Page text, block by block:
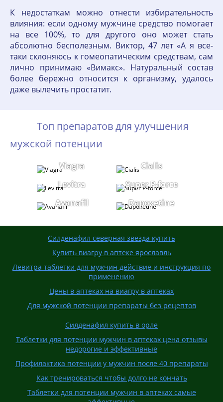
К недостаткам можно отнести избирательность
влияния: если одному мужчине средство помогает
на все 100%, то для другого оно может стать
абсолютно бесполезным. Виктор, 47 лет «А я все-
таки склоняюсь к гомеопатическим средствам, сам
лично принимаю «Вимакс». Натуральный состав
более бережно относится к организму, удалось
даже вылечить простатит.
Топ препаратов для улучшения
мужской потенции
Viagra
Cialis
Levitra
Super P-force
Avanafil
Dapoxetine
Силденафил северная звезда купить
Купить виагру в аптеке ярославль
Левитра таблетки для мужчин действие и инструкция по
применению
Цены в аптеках на виагру в аптеках
Для мужской потенции препараты без рецептов
Силденафил купить в орле
Таблетки для потенции мужчин в аптеках цена отзывы
недорогие и эффективные
Профилактика потенции у мужчин после 40 препараты
Как тренироваться чтобы долго не кончать
Таблетки для потенции мужчин в аптеках самые